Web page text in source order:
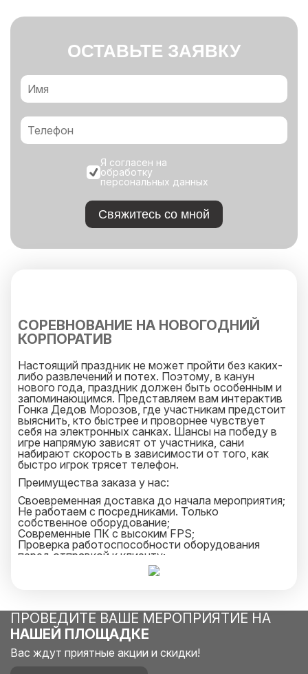
ОСТАВЬТЕ ЗАЯВКУ
Я согласен на
обработку
персональных данных
Свяжитесь со мной
СОРЕВНОВАНИЕ НА НОВОГОДНИЙ
КОРПОРАТИВ
Настоящий праздник не может пройти без каких-
либо развлечений и потех. Поэтому, в канун
нового года, праздник должен быть особенным и
запоминающимся. Представляем вам интерактив
Гонка Дедов Морозов, где участникам предстоит
выяснить, кто быстрее и проворнее чувствует
себя на электронных санках. Шансы на победу в
игре напрямую зависят от участника, сани
набирают скорость в зависимости от того, как
быстро игрок трясет телефон.
Преимущества заказа у нас:
Своевременная доставка до начала мероприятия;
Не работаем с посредниками. Только
собственное оборудование;
Современные ПК с высоким FPS;
Проверка работоспособности оборудования
перед отправкой к клиенту;
Возможность использования нескольких
аттракционов в одном месте;
Отличное новогоднее развлечение, которое не
оставит равнодушным ни одного из гостей.
Подробную информацию о правилах оплаты и
ПРОВЕДИТЕ ВАШЕ МЕРОПРИЯТИЕ НА
НАШЕЙ ПЛОЩАДКЕ
Вас ждут приятные акции и скидки!